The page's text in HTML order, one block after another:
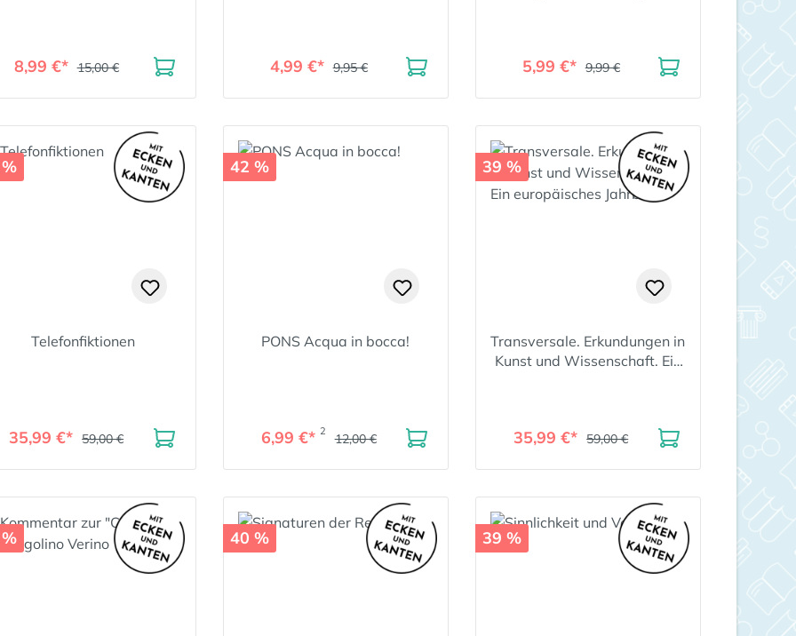
8,99 €* 15,00 € 4,99 €* 9,95 € 5,99 €* 9,99 €
Telefonfiktionen
35,99 €* 59,00 €
42 %
PONS Acqua in bocca!
6,99 €* 2 12,00 €
39 %
Transversale. Erkundungen in
Kunst und Wissenschaft. Ein
35,99 €* 59,00 €
40 % 39 %